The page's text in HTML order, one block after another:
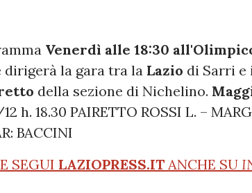
Venerdì alle 18:30
la gara tra la Lazio di Sarri e
della sezione di Nichelino.
h. 18.30 PAIRETTO ROSSI L. –
BACCINI
SEGUI LAZIOPRESS.IT ANCHE SU